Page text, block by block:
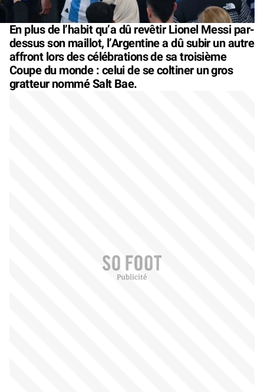
En plus de l’habit qu’a dû revêtir Lionel Messi par-
dessus son maillot, l’Argentine a dû subir un autre
affront lors des célébrations de sa troisième
Coupe du monde : celui de se coltiner un gros
gratteur nommé Salt Bae.